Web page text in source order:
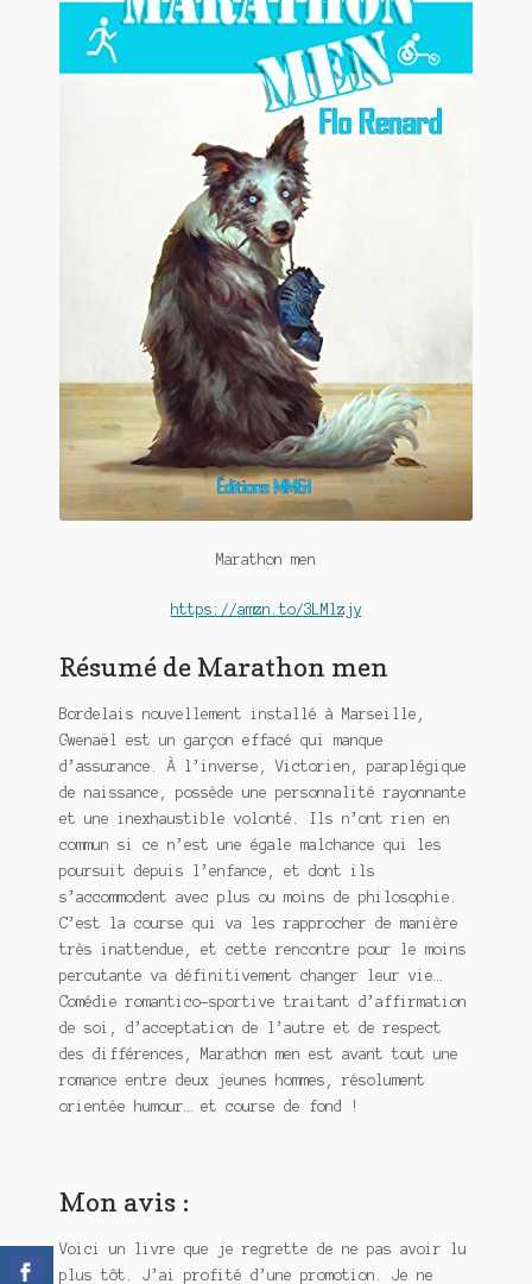
De(s)tracteur réduit au silence
Il fallait me laisser mourir
Les boules du Père Noël
Liste de tous mes romans
Marre des adultes
Mes romans
Meurtre sous couverture
Mon admirateur de l’avent
Mon Compte
Panier
Sans retour
Sauver ou périr
Une baffe et ça repart
Marathon men
https://amzn.to/3LMlzjy
Résumé de Marathon men
Bordelais nouvellement installé à Marseille,
Gwenaël est un garçon effacé qui manque
d’assurance. À l’inverse, Victorien, paraplégique
de naissance, possède une personnalité rayonnante
et une inexhaustible volonté. Ils n’ont rien en
commun si ce n’est une égale malchance qui les
poursuit depuis l’enfance, et dont ils
s’accommodent avec plus ou moins de philosophie.
C’est la course qui va les rapprocher de manière
très inattendue, et cette rencontre pour le moins
percutante va définitivement changer leur vie…
Comédie romantico-sportive traitant d’affirmation
de soi, d’acceptation de l’autre et de respect
des différences, Marathon men est avant tout une
romance entre deux jeunes hommes, résolument
orientée humour… et course de fond !
Mon avis :
Voici un livre que je regrette de ne pas avoir lu
plus tôt. J’ai profité d’une promotion. Je ne